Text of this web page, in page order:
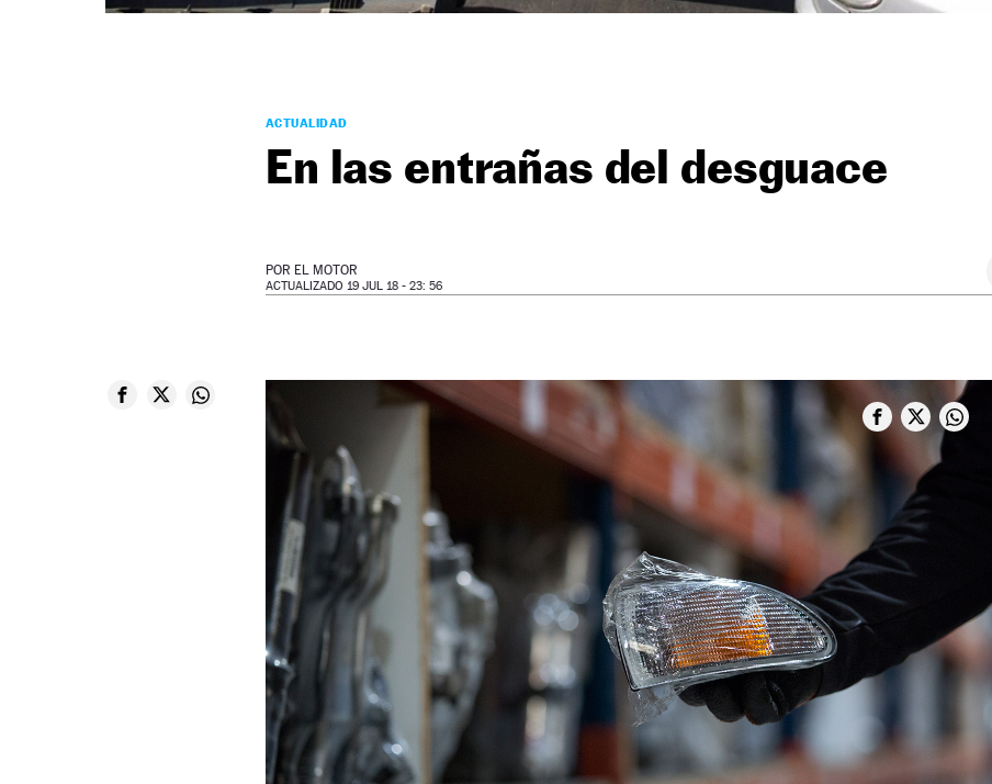
ACTUALIDAD
En las entrañas del desguace
POR EL MOTOR
ACTUALIZADO 19 JUL 18 - 23: 56